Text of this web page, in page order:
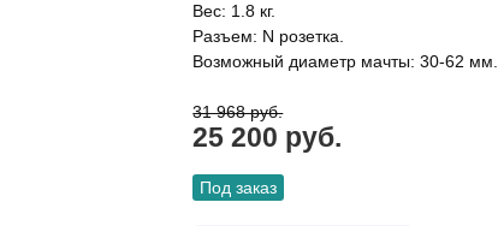
Вес: 1.8 кг.
Разъем: N розетка.
Возможный диаметр мачты: 30-62 мм.
31 968 руб.
25 200 руб.
Под заказ